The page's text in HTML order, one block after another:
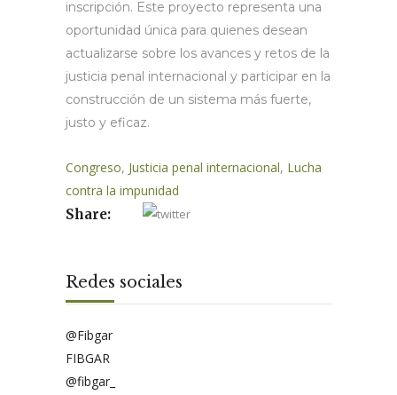
inscripción. Este proyecto representa una
oportunidad única para quienes desean
actualizarse sobre los avances y retos de la
justicia penal internacional y participar en la
construcción de un sistema más fuerte,
justo y eficaz.
Congreso, Justicia penal internacional, Lucha
contra la impunidad
Share:
Redes sociales
@Fibgar
FIBGAR
@fibgar_